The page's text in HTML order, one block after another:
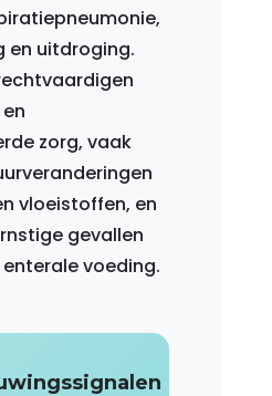
en uitdroging.
zorg, vaak
vloeistoffen, en
gevallen
voeding.